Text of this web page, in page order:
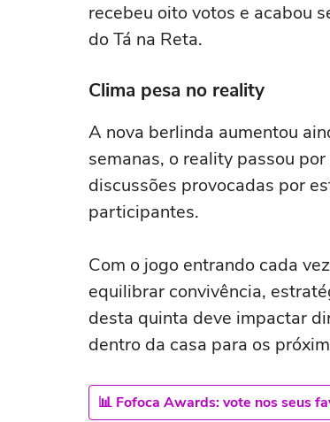
recebeu oito votos e acabou
do Tá na Reta.
Clima pesa no reality
A nova berlinda aumentou
semanas, o reality passou
discussões provocadas por
participantes.
Com o jogo entrando cada
equilibrar convivência,
desta quinta deve impactar
dentro da casa para os
📊 Fofoca Awards: vote nos seus